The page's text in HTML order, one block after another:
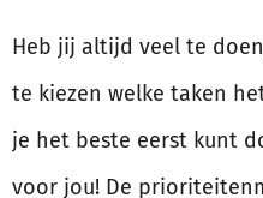
Heb jij altijd veel te
te kiezen welke taken
je het beste eerst kunt
voor jou! De